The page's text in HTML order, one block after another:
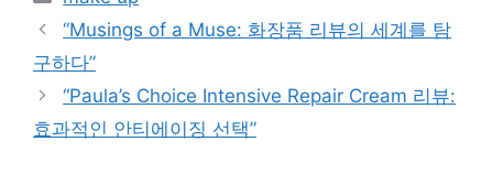
“Musings of a Muse: 화장품 리뷰의 세계를 탐
구하다”
“Paula’s Choice Intensive Repair Cream 리뷰:
효과적인 안티에이징 선택”